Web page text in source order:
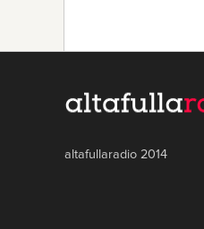
altafullaradio 2014